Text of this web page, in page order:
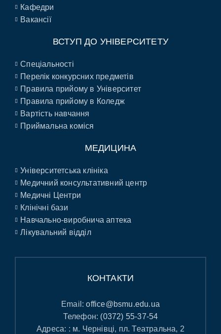
Кафедри
Вакансії
ВСТУП ДО УНІВЕРСИТЕТУ
Спеціальності
Перелік конкурсних предметів
Правила прийому в Університет
Правила прийому в Коледж
Вартість навчання
Приймальна коміся
МЕДИЦИНА
Університетська клініка
Медичний консультативний центр
Медичні Центри
Клінічні бази
Навчально-виробнича аптека
Лікувальний відділ
КОНТАКТИ
Email:office@bsmu.edu.ua
Телефон: (0372) 55-37-54
Адреса: : м. Чернівці, пл. Театральна, 2